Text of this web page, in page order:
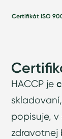
Certifikát ISO
HACCP je
popisuje,
zdravotnej